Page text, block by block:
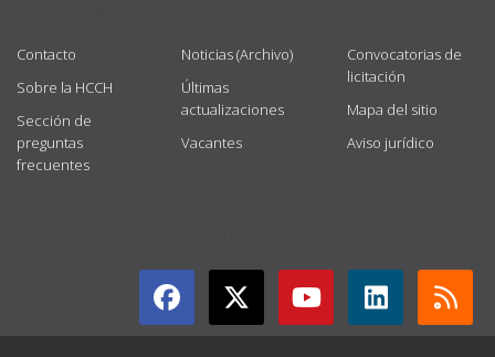
Contacto
Sobre la HCCH
Sección de
preguntas
frecuentes
Noticias (Archivo)
Últimas
actualizaciones
Vacantes
Convocatorias de
licitación
Mapa del sitio
Aviso jurídico